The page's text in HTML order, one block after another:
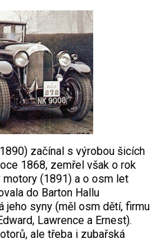
začínal s výrobou šicích
1868, zemřel však o rok
(1891) a o osm let
do Barton Hallu
jeho syny (měl osm dětí, firmu
Lawrence a Ernest).
ale třeba i zubařská